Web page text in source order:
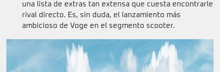
una lista de extras tan extensa que cuesta encontrarle
rival directo. Es, sin duda, el lanzamiento más
ambicioso de Voge en el segmento scooter.